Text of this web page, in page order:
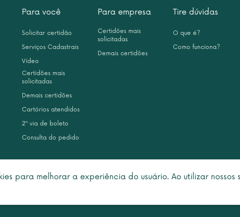
para melhorar a experiência do usuário. Ao utilizar nossos
Para você
Solicitar certidão
Serviços Cadastrais
Vídeo
Certidões mais
solicitadas
Demais certidões
Cartórios atendidos
2ª via de boleto
Consulta do pedido
Para empresa
Certidões mais
solicitadas
Demais certidões
Tire dúvidas
O que é?
Como funciona?